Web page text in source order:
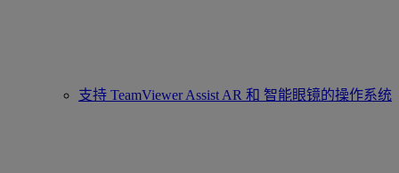
支持 TeamViewer Assist AR 和 智能眼镜的操作系统